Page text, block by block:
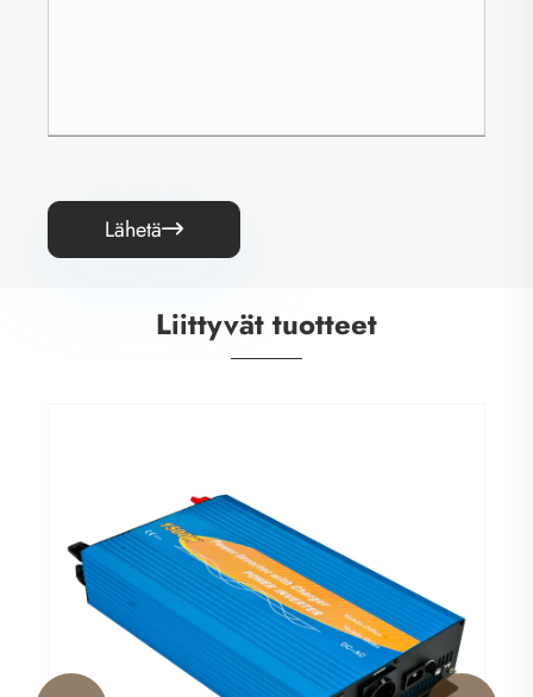
Lähetä
Liittyvät tuotteet